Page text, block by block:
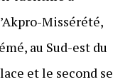
Missérété,
au Sud-est du
et le second se